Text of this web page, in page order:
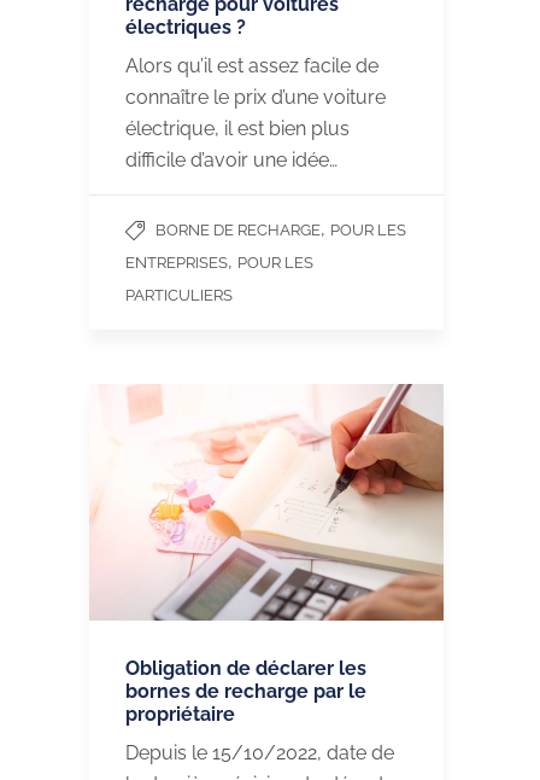
électriques ?
Alors qu’il est assez facile de
connaître le prix d’une voiture
électrique, il est bien plus
difficile d’avoir une idée…
BORNE DE RECHARGE, POUR LES
ENTREPRISES, POUR LES
PARTICULIERS
Obligation de déclarer les
bornes de recharge par le
propriétaire
Depuis le 15/10/2022, date de